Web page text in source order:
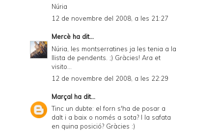
Núria
12 de novembre del 2008, a les 21:27
Mercè ha dit...
Núria, les montserratines ja les tenia a la
llista de pendents. ;) Gràcies! Ara et
visito...
12 de novembre del 2008, a les 22:29
Marçal ha dit...
Tinc un dubte: el forn s'ha de posar a
dalt i a baix o només a sota? I la safata
en quina posició? Gràcies :)